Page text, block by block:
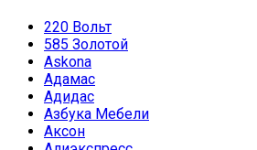
220 Вольт
585 Золотой
Askona
Адамас
Адидас
Азбука Мебели
Аксон